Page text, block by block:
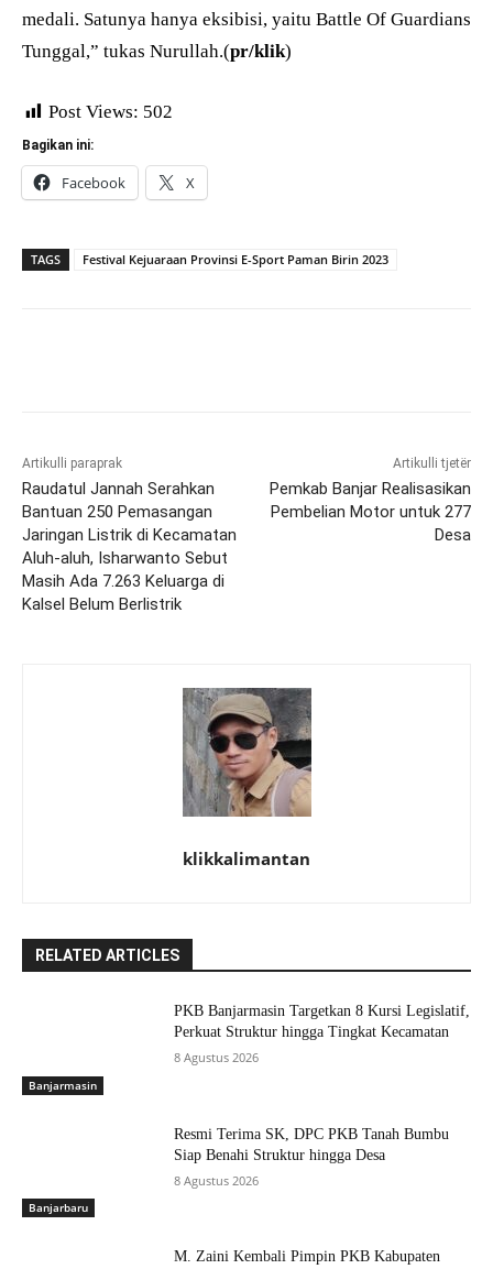
medali. Satunya hanya eksibisi, yaitu Battle Of Guardians
Tunggal,” tukas Nurullah.(pr/klik)
Post Views: 502
Bagikan ini:
Facebook X
TAGS Festival Kejuaraan Provinsi E-Sport Paman Birin 2023
Artikulli paraprak
Raudatul Jannah Serahkan
Bantuan 250 Pemasangan
Jaringan Listrik di Kecamatan
Aluh-aluh, Isharwanto Sebut
Masih Ada 7.263 Keluarga di
Kalsel Belum Berlistrik
Artikulli tjetër
Pemkab Banjar Realisasikan
Pembelian Motor untuk 277
Desa
klikkalimantan
RELATED ARTICLES
Banjarmasin
PKB Banjarmasin Targetkan 8 Kursi Legislatif,
Perkuat Struktur hingga Tingkat Kecamatan
8 Agustus 2026
Banjarbaru
Resmi Terima SK, DPC PKB Tanah Bumbu
Siap Benahi Struktur hingga Desa
8 Agustus 2026
M. Zaini Kembali Pimpin PKB Kabupaten